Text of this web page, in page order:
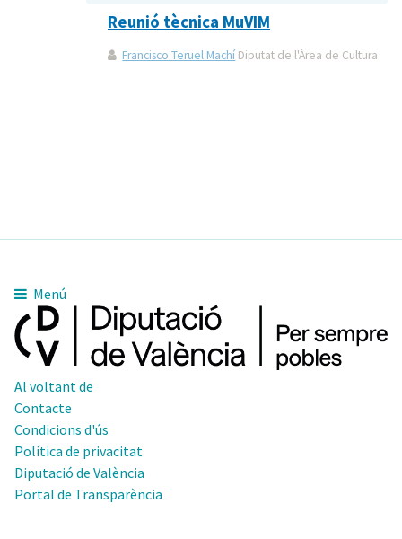
Reunió tècnica MuVIM
Francisco Teruel Machí Diputat de l'Àrea de Cultura
Menú
Al voltant de
Contacte
Condicions d'ús
Política de privacitat
Diputació de València
Portal de Transparència